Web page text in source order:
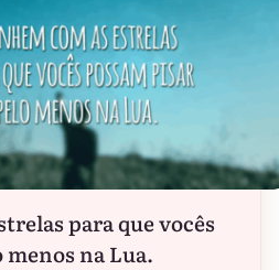
para que vocês
na Lua.